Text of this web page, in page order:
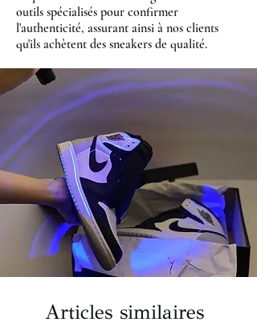
outils spécialisés pour confirmer
l'authenticité, assurant ainsi à nos clients
qu'ils achètent des sneakers de qualité.
Articles similaires